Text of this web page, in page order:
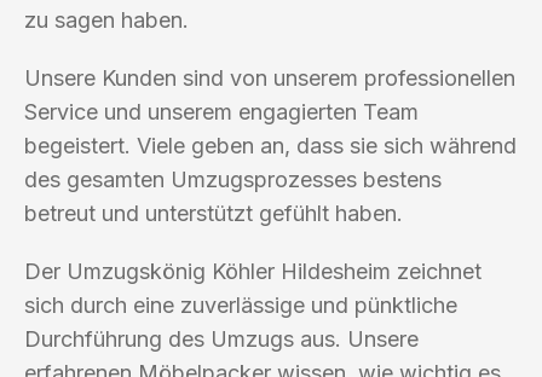
zu sagen haben.
Unsere Kunden sind von unserem professionellen
Service und unserem engagierten Team
begeistert. Viele geben an, dass sie sich während
des gesamten Umzugsprozesses bestens
betreut und unterstützt gefühlt haben.
Der Umzugskönig Köhler Hildesheim zeichnet
sich durch eine zuverlässige und pünktliche
Durchführung des Umzugs aus. Unsere